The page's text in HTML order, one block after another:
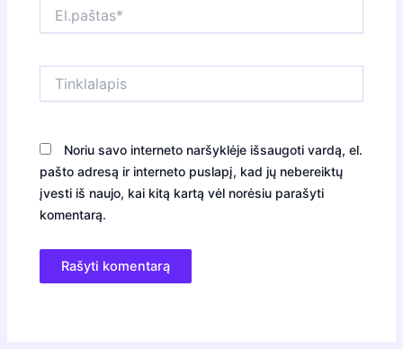
Noriu savo interneto naršyklėje išsaugoti vardą, el.
pašto adresą ir interneto puslapį, kad jų nebereiktų
įvesti iš naujo, kai kitą kartą vėl norėsiu parašyti
komentarą.